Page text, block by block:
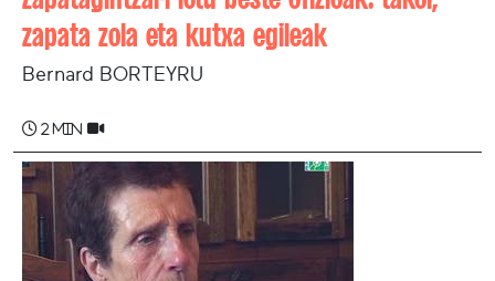
zapata zola eta kutxa egileak
Bernard BORTEYRU
2 min